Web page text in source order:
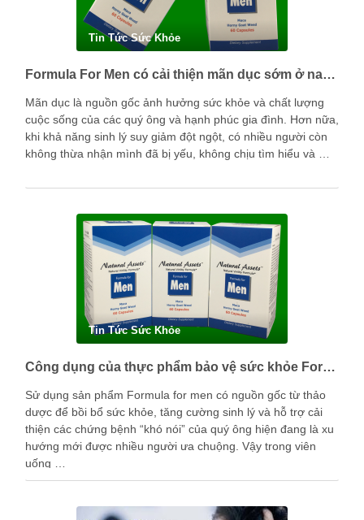
Tin Tức Sức Khỏe
Formula For Men có cải thiện mãn dục sớm ở nam giới được không?
Mãn dục là nguồn gốc ảnh hưởng sức khỏe và chất lượng
cuộc sống của các quý ông và hạnh phúc gia đình. Hơn nữa,
khi khả năng sinh lý suy giảm đột ngột, có nhiều người còn
không thừa nhận mình đã bị yếu, không chịu tìm hiểu và …
Tin Tức Sức Khỏe
Công dụng của thực phẩm bảo vệ sức khỏe Formula for men là gì?
Sử dụng sản phẩm Formula for men có nguồn gốc từ thảo
dược để bồi bổ sức khỏe, tăng cường sinh lý và hỗ trợ cải
thiện các chứng bệnh “khó nói” của quý ông hiện đang là xu
hướng mới được nhiều người ưa chuộng. Vậy trong viên
uống …